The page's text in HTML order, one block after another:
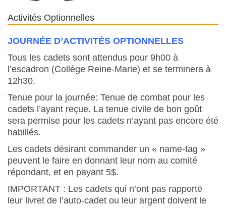
Activités Optionnelles
JOURNÉE D’ACTIVITÉS OPTIONNELLES
Tous les cadets sont attendus pour 9h00 à
l’escadron (Collège Reine-Marie) et se terminera à
12h30.
Tenue pour la journée: Tenue de combat pour les
cadets l’ayant reçue. La tenue civile de bon goût
sera permise pour les cadets n’ayant pas encore été
habillés.
Les cadets désirant commander un « name-tag »
peuvent le faire en donnant leur nom au comité
répondant, et en payant 5$.
IMPORTANT : Les cadets qui n’ont pas rapporté
leur livret de l’auto-cadet ou leur argent doivent le